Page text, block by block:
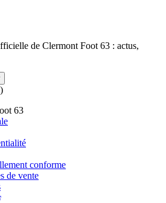
de Clermont Foot 63 : actus,
63
conforme
de vente